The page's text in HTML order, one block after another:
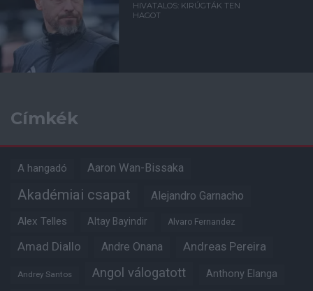
HIVATALOS: KIRÚGTÁK TEN
HAGOT
Címkék
A hangadó Aaron Wan-Bissaka
Akadémiai csapat Alejandro Garnacho
Alex Telles Altay Bayindir Alvaro Fernandez
Amad Diallo Andre Onana Andreas Pereira
Andrey Santos Angol válogatott Anthony Elanga